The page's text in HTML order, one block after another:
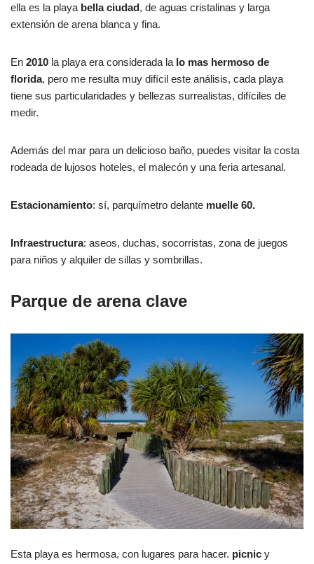
ella es la playa bella ciudad, de aguas cristalinas y larga
extensión de arena blanca y fina.
En 2010 la playa era considerada la lo mas hermoso de
florida, pero me resulta muy difícil este análisis, cada playa
tiene sus particularidades y bellezas surrealistas, difíciles de
medir.
Además del mar para un delicioso baño, puedes visitar la costa
rodeada de lujosos hoteles, el malecón y una feria artesanal.
Estacionamiento: sí, parquímetro delante muelle 60.
Infraestructura: aseos, duchas, socorristas, zona de juegos
para niños y alquiler de sillas y sombrillas.
Parque de arena clave
Esta playa es hermosa, con lugares para hacer. picnic y